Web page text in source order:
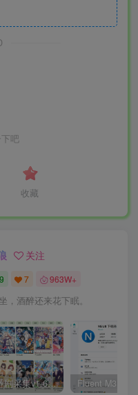
吧
收藏
关注
9 7 963W+
，酒醉还来花下眠。
Kazumi番剧采集v1.6.9：支持自定义规则+在线观看+弹幕，跨平台下载